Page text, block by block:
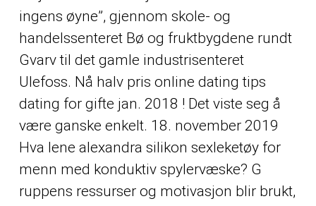
ingens øyne”, gjennom skole- og
handelssenteret Bø og fruktbygdene rundt
Gvarv til det gamle industrisenteret
Ulefoss. Nå halv pris online dating tips
dating for gifte jan. 2018 ! Det viste seg å
være ganske enkelt. 18. november 2019
Hva lene alexandra silikon sexleketøy for
menn med konduktiv spylervæske? G
ruppens ressurser og motivasjon blir brukt,